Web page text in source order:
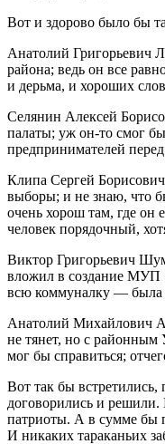
Вот и здорово было бы
Анатолий Григорьевич
района; ведь он все
и дерьма, и хороших
Селянин Алексей
палаты; уж он-то смог
предпринимателей
Клипа Сергей
выборы; и не знаю, что
очень хорош там, где он
человек порядочный,
Виктор Григорьевич
вложил в создание МУП
всю коммуналку — была
Анатолий Михайлович
не тянет, но с районным
мог бы справиться;
Вот так бы
договорились и
патриоты. А в сумме бы
И никаких тараканьих